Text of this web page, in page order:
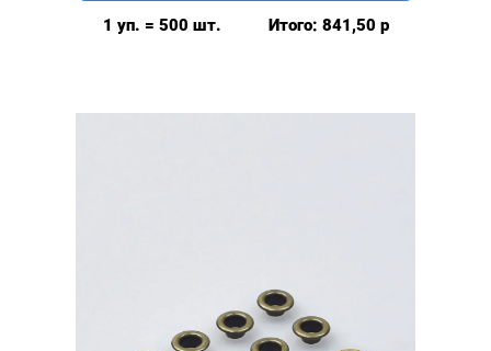
золото
1 уп. = 500 шт. Итого: 841,50 р